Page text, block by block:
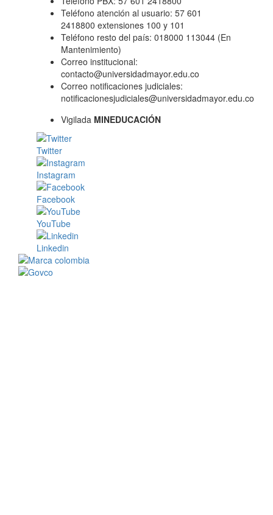
Teléfono atención al usuario: 57 601
2418800 extensiones 100 y 101
Teléfono resto del país: 018000 113044 (En
Mantenimiento)
Correo institucional:
contacto@universidadmayor.edu.co
Correo notificaciones judiciales:
notificacionesjudiciales@universidadmayor.edu.co
Vigilada MINEDUCACIÓN
Twitter
Instagram
Facebook
YouTube
Linkedin